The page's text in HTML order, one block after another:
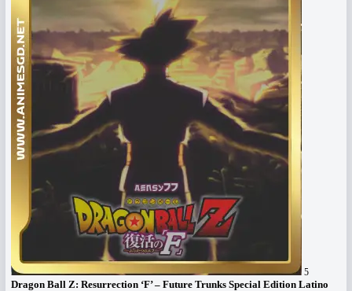
5
Dragon Ball Z: Resurrection ‘F’ – Future Trunks Special Edition Latino